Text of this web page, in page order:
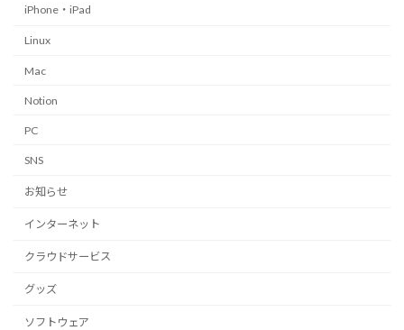
iPhone・iPad
Linux
Mac
Notion
PC
SNS
お知らせ
インターネット
クラウドサービス
グッズ
ソフトウェア